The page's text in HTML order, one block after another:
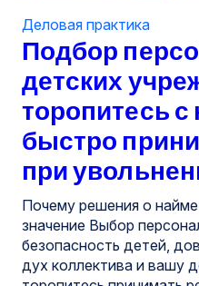
Подбор
детских
торопитесь
быстро
при
Деловая практика
Почему решения о
значение Выбор
безопасность детей,
дух коллектива и вашу